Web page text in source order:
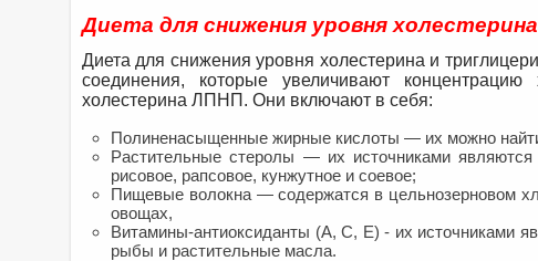
Диета для снижения уровня
Диета для снижения уровня холестерина и
соединения, которые увеличивают
холестерина ЛПНП. Они включают в себя:
Полиненасыщенные жирные кислоты — их можно
Растительные стеролы — их источниками
рисовое, рапсовое, кунжутное и соевое;
Пищевые волокна — содержатся в цельнозерновом
овощах,
Витамины-антиоксиданты (А, С, Е) - их источниками
рыбы и растительные масла.